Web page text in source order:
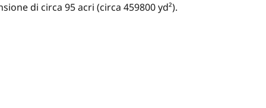
di circa 95 acri (circa 459800 yd²).